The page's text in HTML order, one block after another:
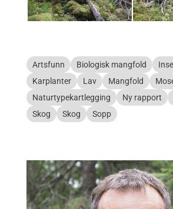
Artsfunn Biologisk mangfold
Karplanter
Lav Mangfold
Naturtypekartlegging
Ny rapport
Skog
Skog Sopp